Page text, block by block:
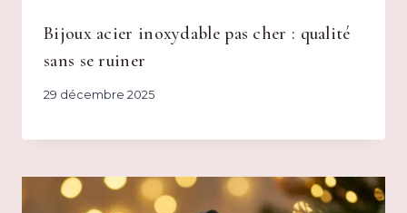
Bijoux acier inoxydable pas cher : qualité
sans se ruiner
29 décembre 2025